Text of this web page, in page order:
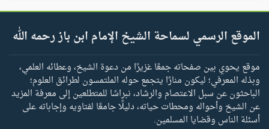
الموقع الرسمي لسماحة الشيخ الإمام ابن باز رحمه الله
موقع يحوي بين صفحاته جمعًا غزيرًا من دعوة الشيخ، وعطائه العلمي،
وبذله المعرفي؛ ليكون منارًا يتجمع حوله الملتمسون لطرائق العلوم؛
الباحثون عن سبل الاعتصام والرشاد، نبراسًا للمتطلعين إلى معرفة المزيد
عن الشيخ وأحواله ومحطات حياته، دليلًا جامعًا لفتاويه وإجاباته على
أسئلة الناس وقضايا المسلمين.